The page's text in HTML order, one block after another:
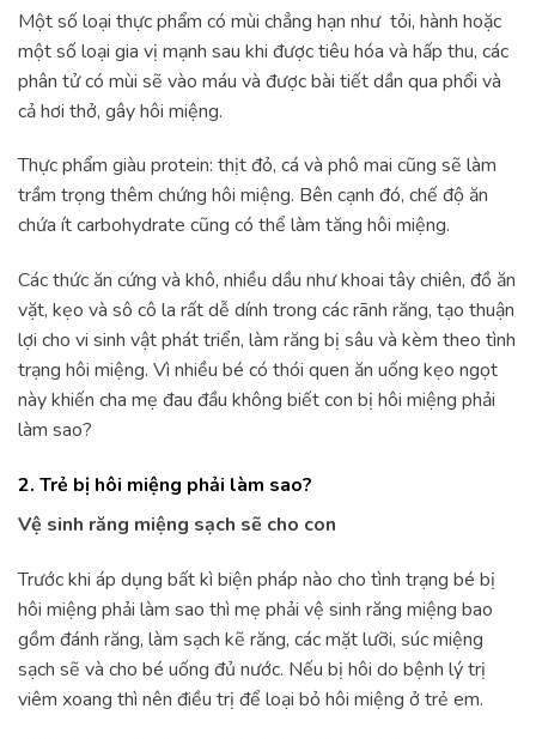
Một số loại thực phẩm có mùi chẳng hạn như tỏi, hành hoặc
một số loại gia vị mạnh sau khi được tiêu hóa và hấp thu, các
phân tử có mùi sẽ vào máu và được bài tiết dần qua phổi và
cả hơi thở, gây hôi miệng.
Thực phẩm giàu protein: thịt đỏ, cá và phô mai cũng sẽ làm
trầm trọng thêm chứng hôi miệng. Bên cạnh đó, chế độ ăn
chứa ít carbohydrate cũng có thể làm tăng hôi miệng.
Các thức ăn cứng và khô, nhiều dầu như khoai tây chiên, đồ ăn
vặt, kẹo và sô cô la rất dễ dính trong các rãnh răng, tạo thuận
lợi cho vi sinh vật phát triển, làm răng bị sâu và kèm theo tình
trạng hôi miệng. Vì nhiều bé có thói quen ăn uống kẹo ngọt
này khiến cha mẹ đau đầu không biết con bị hôi miệng phải
làm sao?
2. Trẻ bị hôi miệng phải làm sao?
Vệ sinh răng miệng sạch sẽ cho con
Trước khi áp dụng bất kì biện pháp nào cho tình trạng bé bị
hôi miệng phải làm sao thì mẹ phải vệ sinh răng miệng bao
gồm đánh răng, làm sạch kẽ răng, các mặt lưỡi, súc miệng
sạch sẽ và cho bé uống đủ nước. Nếu bị hôi do bệnh lý trị
viêm xoang thì nên điều trị để loại bỏ hôi miệng ở trẻ em.